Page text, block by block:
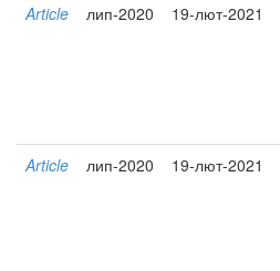
Article
лип-2020 19-лют-2021
Article
лип-2020 19-лют-2021